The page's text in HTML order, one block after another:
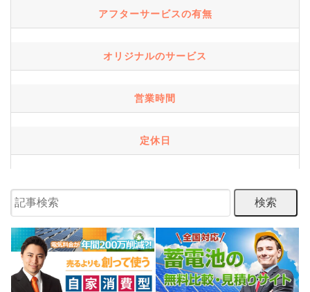
アフターサービスの有無
オリジナルのサービス
営業時間
定休日